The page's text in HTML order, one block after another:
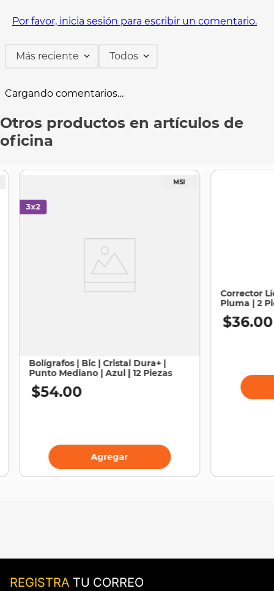
Por favor, inicia sesión para escribir un comentario.
Más reciente Todos
Cargando comentarios…
Otros productos en artículos de
oficina
Bolígrafos | Bic | Cristal Dura+ |
Punto Mediano | Azul | 12 Piezas
$54.00
Agregar
Corrector
Pluma | 2
$36.00
REGISTRA TU CORREO